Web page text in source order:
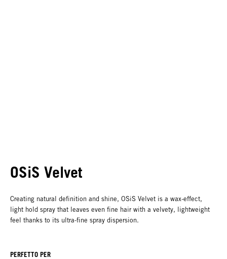
OSiS Velvet
Creating natural definition and shine, OSiS Velvet is a wax-effect,
light hold spray that leaves even fine hair with a velvety, lightweight
feel thanks to its ultra-fine spray dispersion.
PERFETTO PER